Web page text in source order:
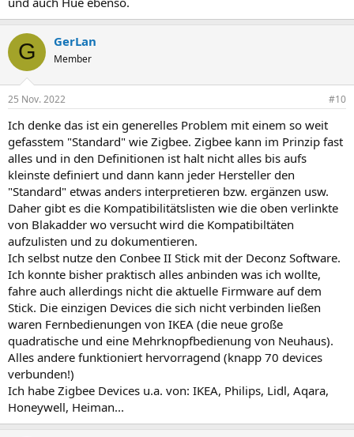
G GerLan
Member
25 Nov. 2022 #10
Ich denke das ist ein generelles Problem mit einem so weit
gefasstem "Standard" wie Zigbee. Zigbee kann im Prinzip fast
alles und in den Definitionen ist halt nicht alles bis aufs
kleinste definiert und dann kann jeder Hersteller den
"Standard" etwas anders interpretieren bzw. ergänzen usw.
Daher gibt es die Kompatibilitätslisten wie die oben verlinkte
von Blakadder wo versucht wird die Kompatibiltäten
aufzulisten und zu dokumentieren.
Ich selbst nutze den Conbee II Stick mit der Deconz Software.
Ich konnte bisher praktisch alles anbinden was ich wollte,
fahre auch allerdings nicht die aktuelle Firmware auf dem
Stick. Die einzigen Devices die sich nicht verbinden ließen
waren Fernbedienungen von IKEA (die neue große
quadratische und eine Mehrknopfbedienung von Neuhaus).
Alles andere funktioniert hervorragend (knapp 70 devices
verbunden!)
Ich habe Zigbee Devices u.a. von: IKEA, Philips, Lidl, Aqara,
Honeywell, Heiman...